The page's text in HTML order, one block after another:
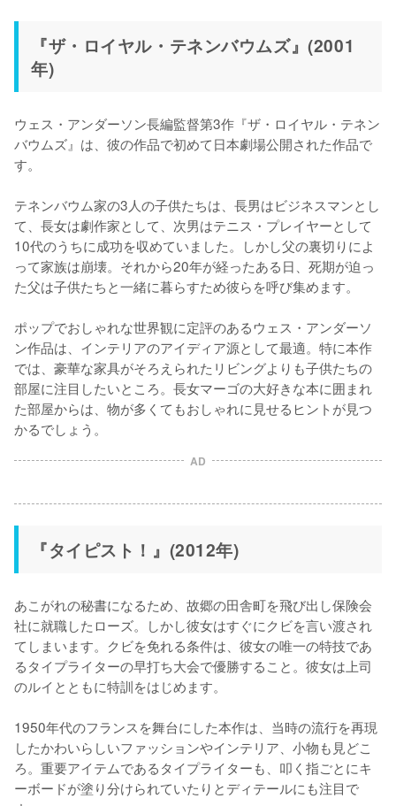
『ザ・ロイヤル・テネンバウムズ』(2001
年)
ウェス・アンダーソン長編監督第3作『ザ・ロイヤル・テネン
バウムズ』は、彼の作品で初めて日本劇場公開された作品で
す。
テネンバウム家の3人の子供たちは、長男はビジネスマンとし
て、長女は劇作家として、次男はテニス・プレイヤーとして
10代のうちに成功を収めていました。しかし父の裏切りによ
って家族は崩壊。それから20年が経ったある日、死期が迫っ
た父は子供たちと一緒に暮らすため彼らを呼び集めます。
ポップでおしゃれな世界観に定評のあるウェス・アンダーソ
ン作品は、インテリアのアイディア源として最適。特に本作
では、豪華な家具がそろえられたリビングよりも子供たちの
部屋に注目したいところ。長女マーゴの大好きな本に囲まれ
た部屋からは、物が多くてもおしゃれに見せるヒントが見つ
かるでしょう。
AD
『タイピスト！』(2012年)
あこがれの秘書になるため、故郷の田舎町を飛び出し保険会
社に就職したローズ。しかし彼女はすぐにクビを言い渡され
てしまいます。クビを免れる条件は、彼女の唯一の特技であ
るタイプライターの早打ち大会で優勝すること。彼女は上司
のルイとともに特訓をはじめます。
1950年代のフランスを舞台にした本作は、当時の流行を再現
したかわいらしいファッションやインテリア、小物も見どこ
ろ。重要アイテムであるタイプライターも、叩く指ごとにキ
ーボードが塗り分けられていたりとディテールにも注目で